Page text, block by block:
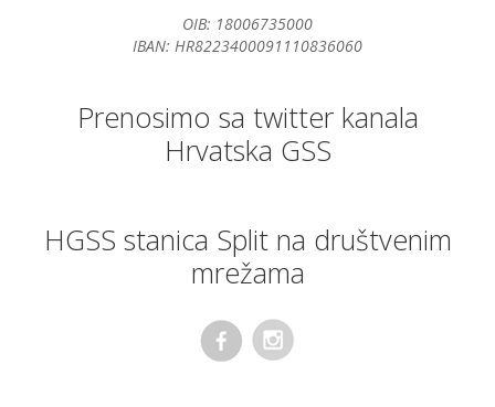
OIB: 18006735000
IBAN: HR8223400091110836060
Prenosimo sa twitter kanala
Hrvatska GSS
HGSS stanica Split na društvenim
mrežama